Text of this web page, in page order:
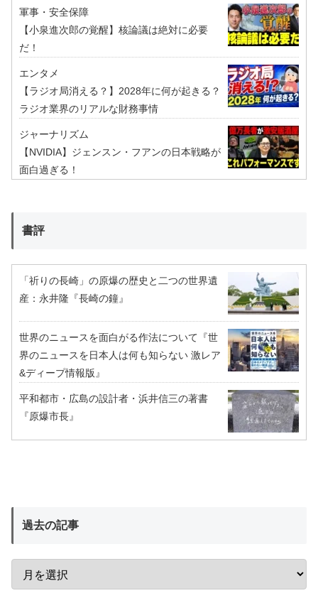
軍事・安全保障
【小泉進次郎の覚醒】核論議は絶対に必要
だ！
エンタメ
【ラジオ局消える？】2028年に何が起きる？
ラジオ業界のリアルな財務事情
ジャーナリズム
【NVIDIA】ジェンスン・フアンの日本戦略が
面白過ぎる！
書評
「祈りの長崎」の原爆の歴史と二つの世界遺
産：永井隆『長崎の鐘』
世界のニュースを面白がる作法について『世
界のニュースを日本人は何も知らない 激レア
&ディープ情報版』
平和都市・広島の設計者・浜井信三の著書
『原爆市長』
過去の記事